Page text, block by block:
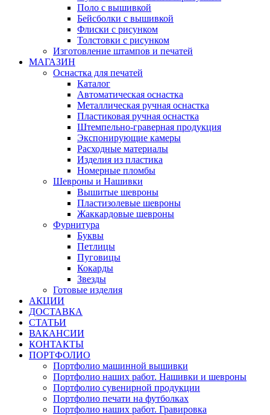
Поло с вышивкой
Бейсболки с вышивкой
Флиски с рисунком
Толстовки с рисунком
Изготовление штампов и печатей
МАГАЗИН
Оснастка для печатей
Каталог
Автоматическая оснастка
Металлическая ручная оснастка
Пластиковая ручная оснастка
Штемпельно-граверная продукция
Экспонирующие камеры
Расходные материалы
Изделия из пластика
Номерные пломбы
Шевроны и Нашивки
Вышитые шевроны
Пластизолевые шевроны
Жаккардовые шевроны
Фурнитура
Буквы
Петлицы
Пуговицы
Кокарды
Звезды
Готовые изделия
АКЦИИ
ДОСТАВКА
СТАТЬИ
ВАКАНСИИ
КОНТАКТЫ
ПОРТФОЛИО
Портфолио машинной вышивки
Портфолио наших работ. Нашивки и шевроны
Портфолио сувенирной продукции
Портфолио печати на футболках
Портфолио наших работ. Гравировка